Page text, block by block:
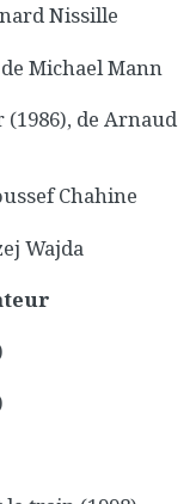
Nissille
Michael Mann
de Arnaud
Chahine
Wajda